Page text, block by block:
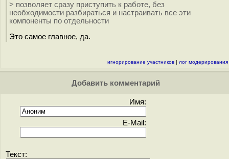
> позволяет сразу приступить к работе, без
необходимости разбираться и настраивать все эти
компоненты по отдельности
Это самое главное, да.
игнорирование участников | лог модерирования
Добавить комментарий
Имя:
E-Mail:
Текст: